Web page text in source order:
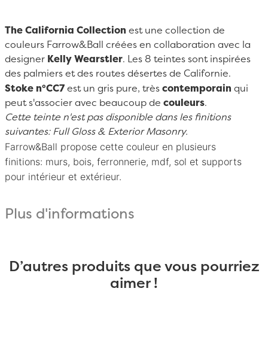
The California Collection est une collection de
couleurs Farrow&Ball créées en collaboration avec la
designer Kelly Wearstler. Les 8 teintes sont inspirées
des palmiers et des routes désertes de Californie.
Stoke n°CC7 est un gris pure, très contemporain qui
peut s'associer avec beaucoup de couleurs.
Cette teinte n'est pas disponible dans les finitions
suivantes: Full Gloss & Exterior Masonry.
Farrow&Ball propose cette couleur en plusieurs
finitions: murs, bois, ferronnerie, mdf, sol et supports
pour intérieur et extérieur.
Plus d'informations
D’autres produits que vous pourriez
aimer !